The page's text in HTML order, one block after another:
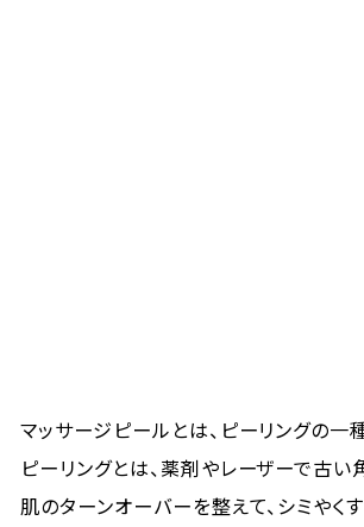
マッサージピールとは、ピーリングの一
ピーリングとは、薬剤やレーザーで古い
肌のターンオーバーを整えて、シミやく